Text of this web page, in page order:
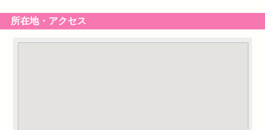
所在地・アクセス